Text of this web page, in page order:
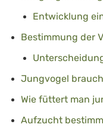
Entwicklung
Bestimmung der
Jungvogel
Wie füttert man
Aufzucht